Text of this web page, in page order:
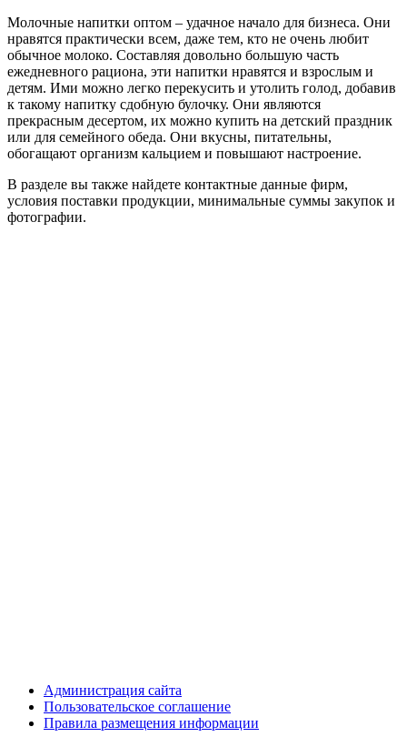
Молочные напитки оптом – удачное начало для бизнеса. Они
нравятся практически всем, даже тем, кто не очень любит
обычное молоко. Составляя довольно большую часть
ежедневного рациона, эти напитки нравятся и взрослым и
детям. Ими можно легко перекусить и утолить голод, добавив
к такому напитку сдобную булочку. Они являются
прекрасным десертом, их можно купить на детский праздник
или для семейного обеда. Они вкусны, питательны,
обогащают организм кальцием и повышают настроение.
В разделе вы также найдете контактные данные фирм,
условия поставки продукции, минимальные суммы закупок и
фотографии.
Администрация сайта
Пользовательское соглашение
Правила размещения информации